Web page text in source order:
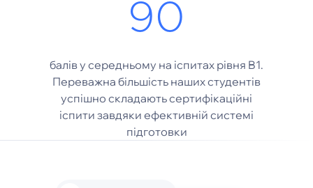
90
балів у середньому на іспитах рівня B1.
Переважна більшість наших студентів
успішно складають сертифікаційні
іспити завдяки ефективній системі
підготовки